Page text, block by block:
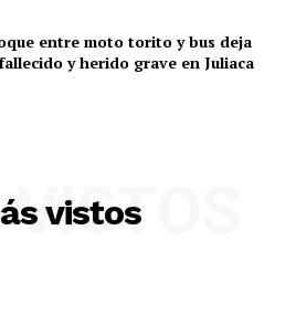
entre moto torito y bus deja
y herido grave en Juliaca
vistos
VISTOS